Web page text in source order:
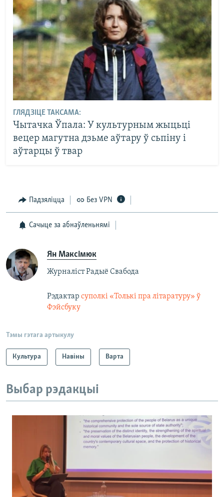
ГЛЯДЗІЦЕ ТАКСАМА:
Чытачка Ўпала: У культурным жыцьці
вецер магутна дзьме аўтару ў сьпіну і
аўтарцы ў твар
Падзяліцца Без VPN
Сачыце за абнаўленьнямі
Ян Максімюк
Журналіст Радыё Свабода
Рэдактар суполкі «Толькі пра літаратуру» ў
Фэйсбуку
Тэмы гэтага артыкулу
Культура Навіны Варта
Выбар рэдакцыі